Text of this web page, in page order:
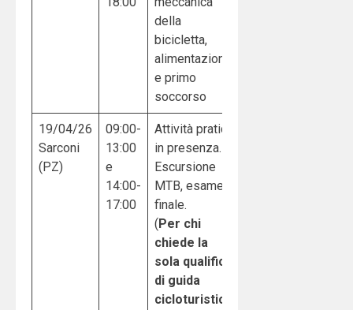
della
bicicletta,
alimentazione
e primo
soccorso
19/04/26
Sarconi
(PZ)
09:00-
13:00
e
14:00-
17:00
Attività pratica
in presenza.
Escursione
MTB, esame
finale.
(Per chi
chiede la
sola qualifica
di guida
cicloturistica